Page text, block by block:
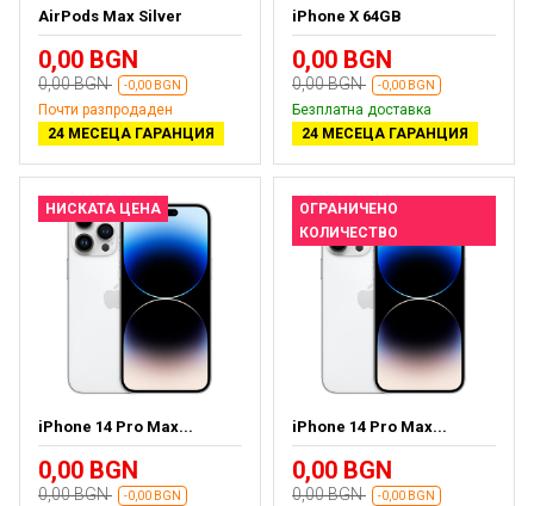
AirPods Max Silver
0,00 BGN
0,00 BGN -0,00 BGN
Почти разпродаден
24 МЕСЕЦА ГАРАНЦИЯ
iPhone X 64GB
0,00 BGN
0,00 BGN -0,00 BGN
Безплатна доставка
24 МЕСЕЦА ГАРАНЦИЯ
НИСКАТА ЦЕНА
iPhone 14 Pro Max...
0,00 BGN
0,00 BGN -0,00 BGN
ОГРАНИЧЕНО
КОЛИЧЕСТВО
iPhone 14 Pro Max...
0,00 BGN
0,00 BGN -0,00 BGN